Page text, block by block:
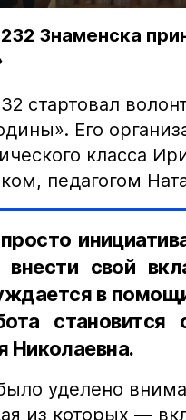
Знаменска
стартовал
Его
класса
педагогом
свой
в
Николаевна.
уделено
из которых —